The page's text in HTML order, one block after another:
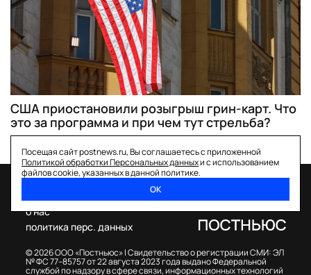
США приостановили розыгрыш грин-карт. Что
это за программа и при чем тут стрельба?
Посещая сайт postnews.ru, Вы соглашаетесь с приложенной
Политикой обработки Персональных данныхи с использованием
файлов cookie, указанных в данной политике.
ОК
© 2026 ООО «Постньюс» |Свидетельство о регистрации СМИ: ЭЛ
№ ФС 77–85757 от 22 августа 2023 года выдано Федеральной
службой по надзору в сфере связи, информационных технологий
о нас
политика перс. данных